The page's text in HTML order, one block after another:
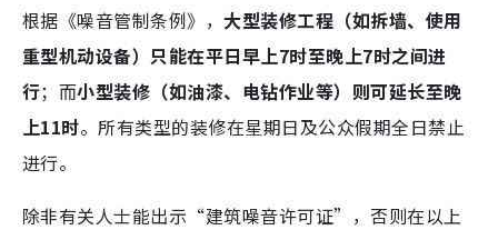
根据《噪音管制条例》，大型装修工程（如拆墙、使用
重型机动设备）只能在平日早上7时至晚上7时之间进
行；而小型装修（如油漆、电钻作业等）则可延长至晚
上11时。所有类型的装修在星期日及公众假期全日禁止
进行。
除非有关人士能出示“建筑噪音许可证”，否则在以上